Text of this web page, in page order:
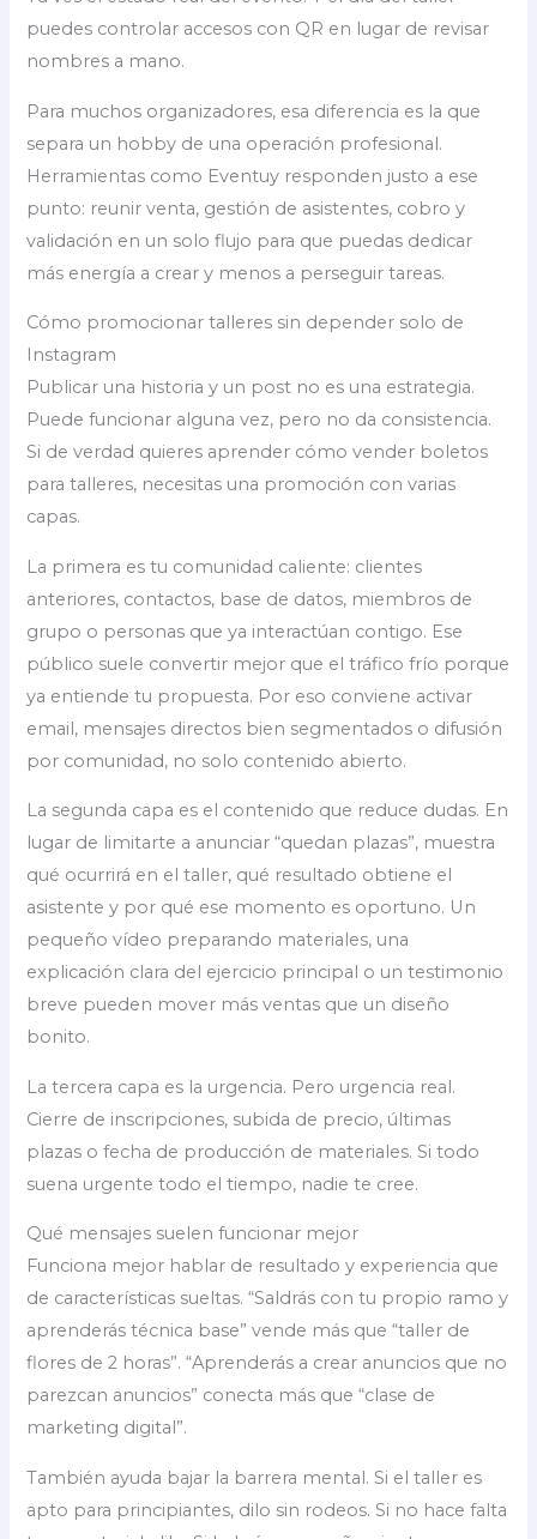
puedes controlar accesos con QR en lugar de revisar
nombres a mano.
Para muchos organizadores, esa diferencia es la que
separa un hobby de una operación profesional.
Herramientas como Eventuy responden justo a ese
punto: reunir venta, gestión de asistentes, cobro y
validación en un solo flujo para que puedas dedicar
más energía a crear y menos a perseguir tareas.
Cómo promocionar talleres sin depender solo de
Instagram
Publicar una historia y un post no es una estrategia.
Puede funcionar alguna vez, pero no da consistencia.
Si de verdad quieres aprender cómo vender boletos
para talleres, necesitas una promoción con varias
capas.
La primera es tu comunidad caliente: clientes
anteriores, contactos, base de datos, miembros de
grupo o personas que ya interactúan contigo. Ese
público suele convertir mejor que el tráfico frío porque
ya entiende tu propuesta. Por eso conviene activar
email, mensajes directos bien segmentados o difusión
por comunidad, no solo contenido abierto.
La segunda capa es el contenido que reduce dudas. En
lugar de limitarte a anunciar “quedan plazas”, muestra
qué ocurrirá en el taller, qué resultado obtiene el
asistente y por qué ese momento es oportuno. Un
pequeño vídeo preparando materiales, una
explicación clara del ejercicio principal o un testimonio
breve pueden mover más ventas que un diseño
bonito.
La tercera capa es la urgencia. Pero urgencia real.
Cierre de inscripciones, subida de precio, últimas
plazas o fecha de producción de materiales. Si todo
suena urgente todo el tiempo, nadie te cree.
Qué mensajes suelen funcionar mejor
Funciona mejor hablar de resultado y experiencia que
de características sueltas. “Saldrás con tu propio ramo y
aprenderás técnica base” vende más que “taller de
flores de 2 horas”. “Aprenderás a crear anuncios que no
parezcan anuncios” conecta más que “clase de
marketing digital”.
También ayuda bajar la barrera mental. Si el taller es
apto para principiantes, dilo sin rodeos. Si no hace falta